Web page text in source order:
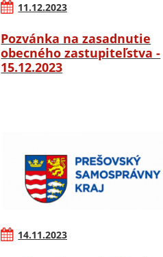
11.12.2023
Pozvánka na zasadnutie
obecného zastupiteľstva -
15.12.2023
14.11.2023